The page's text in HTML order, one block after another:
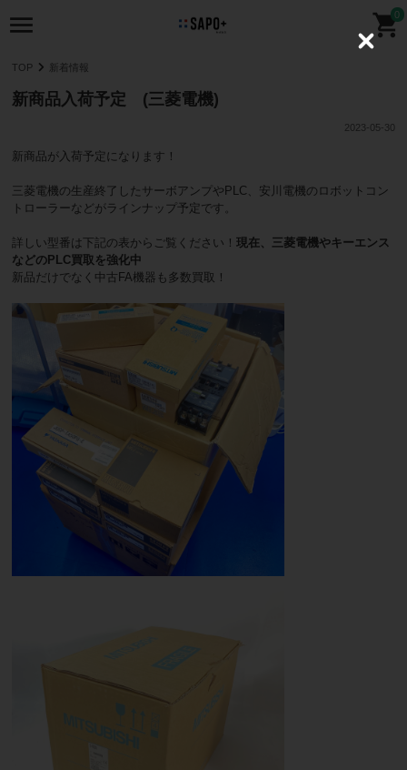
0
TOP 新着情報
新商品入荷予定 (三菱電機)
2023-05-30
新商品が入荷予定になります！
三菱電機の生産終了したサーボアンプやPLC、安川電機のロボットコン
トローラーなどがラインナップ予定です。
詳しい型番は下記の表からご覧ください！ 現在、三菱電機やキーエンス
などのPLC買取を強化中
新品だけでなく中古FA機器も多数買取！
C